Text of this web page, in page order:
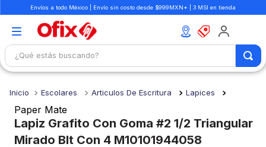
Envíos a todo México | Envío sin costo desde $999MXN* | 3 MSI en tienda
¿Qué estás buscando?
Escolares Articulos De Escritura Lapices
Paper Mate
Lapiz Grafito Con Goma #2 1/2 Triangular
Mirado Blt Con 4 M10101944058
1.
mochilas
libretas
3.
cuaderno